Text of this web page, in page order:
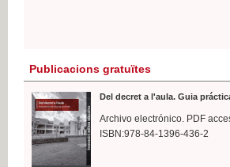
Publicacions gratuïtes
Del decret a l'aula. Guia
Archivo electrónico. PDF
ISBN:978-84-1396-436-2